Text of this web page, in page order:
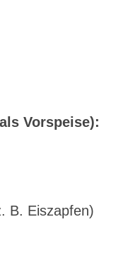
Vorspeise):
B. Eiszapfen)